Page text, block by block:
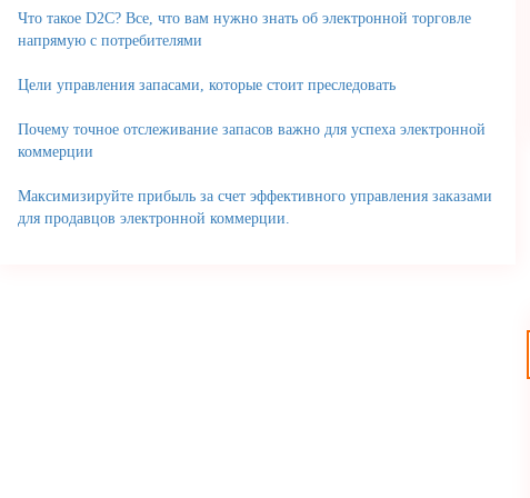
Что такое D2C? Все, что вам нужно знать об электронной торговле
напрямую с потребителями
Цели управления запасами, которые стоит преследовать
Почему точное отслеживание запасов важно для успеха электронной
коммерции
Максимизируйте прибыль за счет эффективного управления заказами
для продавцов электронной коммерции.